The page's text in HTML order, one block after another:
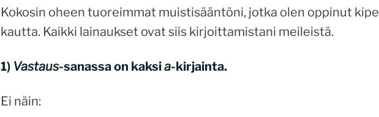
Kokosin oheen tuoreimmat muistisääntöni, jotka olen oppinut
kautta. Kaikki lainaukset ovat siis kirjoittamistani meileistä.
1) Vastaus-sanassa on kaksia-kirjainta.
Ei näin: